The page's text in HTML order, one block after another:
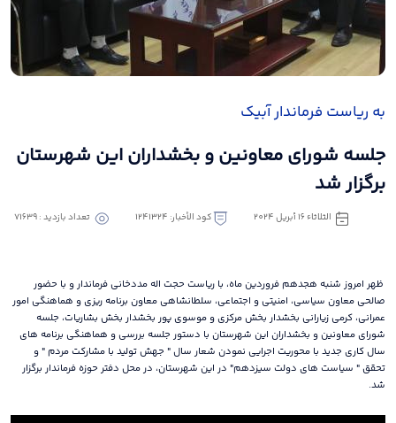
به ریاست فرماندار آبیک
جلسه شورای معاونین و بخشداران این شهرستان
برگزار شد
الثلاثاء ١٦ أبريل ٢٠٢٤ كود الأخبار: 1241324 تعداد بازدید : 71639
ظهر امروز شنبه هجدهم فروردین ماه، با ریاست حجت اله مددخانی فرماندار و با حضور
صالحی معاون سیاسی، امنیتی و اجتماعی، سلطانشاهی معاون برنامه ریزی و هماهنگی امور
عمرانی، کرمی زیارانی بخشدار بخش مرکزی و موسوی پور بخشدار بخش بشاریات، جلسه
شورای معاونین و بخشداران این شهرستان با دستور جلسه بررسی و هماهنگی برنامه های
سال کاری جدید با محوریت اجرایی نمودن شعار سال " جهش تولید با مشارکت مردم " و
تحقق " سیاست های دولت سیزدهم" در این شهرستان، در محل دفتر حوزه فرماندار برگزار
شد.